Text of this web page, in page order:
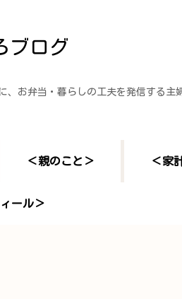
ブログ
お弁当・暮らしの工夫を発信する主
＜親のこと＞ ＜家
ール＞